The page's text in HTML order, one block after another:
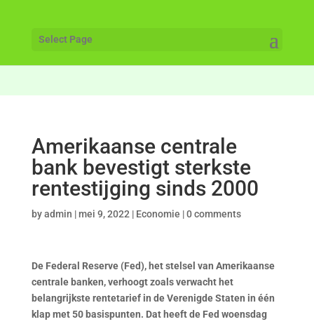
Select Page
Amerikaanse centrale
bank bevestigt sterkste
rentestijging sinds 2000
byadmin |mei 9, 2022 | Economie |0 comments
De Federal Reserve (Fed), het stelsel van Amerikaanse
centrale banken, verhoogt zoals verwacht het
belangrijkste rentetarief in de Verenigde Staten in één
klap met 50 basispunten. Dat heeft de Fed woensdag